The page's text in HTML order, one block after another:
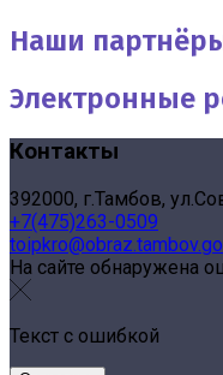
Наши
Электронные
Контакты
392000, г.Тамбов,
+7(475)263-0509
На сайте обнаружена
Текст с ошибкой